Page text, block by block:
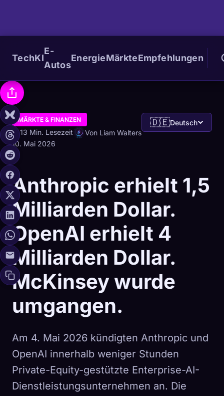
TechKI
E-
Autos
EnergieMärkteEmpfehlungen
MÄRKTE & FINANZEN
13 Min. Lesezeit
Von Liam Walters
10. Mai 2026
🇩🇪Deutsch
Anthropic erhielt 1,5
Milliarden Dollar.
OpenAI erhielt 4
Milliarden Dollar.
McKinsey wurde
umgangen.
Am 4. Mai 2026 kündigten Anthropic und
OpenAI innerhalb weniger Stunden
Private-Equity-gestützte Enterprise-AI-
Dienstleistungsunternehmen an. Die